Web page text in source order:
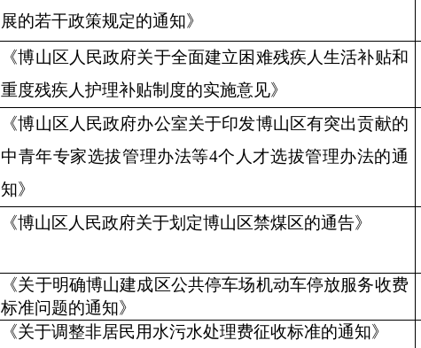
展的若干政策规定的通知》
《博山区人民政府关于全面建立困难残疾人生活补贴和
重度残疾人护理补贴制度的实施意见》
《博山区人民政府办公室关于印发博山区有突出贡献的
中青年专家选拔管理办法等4个人才选拔管理办法的通
知》
《博山区人民政府关于划定博山区禁煤区的通告》
《关于明确博山建成区公共停车场机动车停放服务收费
标准问题的通知》
《关于调整非居民用水污水处理费征收标准的通知》